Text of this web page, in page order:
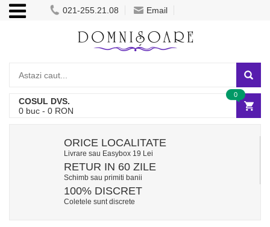
021-255.21.08 Email
COSUL DVS.
0 buc - 0 RON
0
ORICE LOCALITATE
Livrare sau Easybox 19 Lei
RETUR IN 60 ZILE
Schimb sau primiti banii
100% DISCRET
Coletele sunt discrete